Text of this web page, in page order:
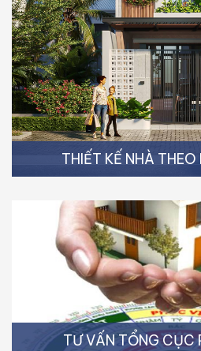
THIẾT KẾ NHÀ
TƯ VẤN TỔNG CỤC